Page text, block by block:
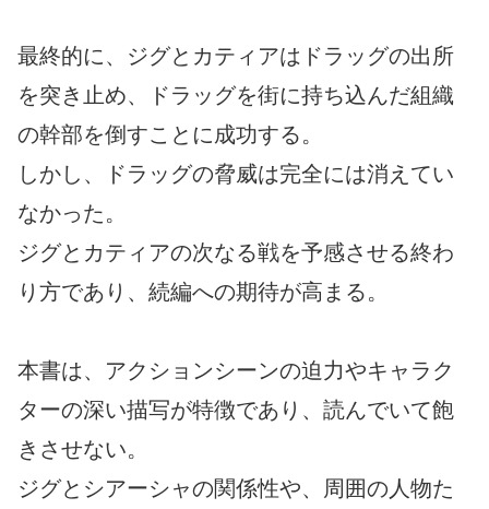
最終的に、ジグとカティアはドラッグの出所
を突き止め、ドラッグを街に持ち込んだ組織
の幹部を倒すことに成功する。
しかし、ドラッグの脅威は完全には消えてい
なかった。
ジグとカティアの次なる戦を予感させる終わ
り方であり、続編への期待が高まる。
本書は、アクションシーンの迫力やキャラク
ターの深い描写が特徴であり、読んでいて飽
きさせない。
ジグとシアーシャの関係性や、周囲の人物た